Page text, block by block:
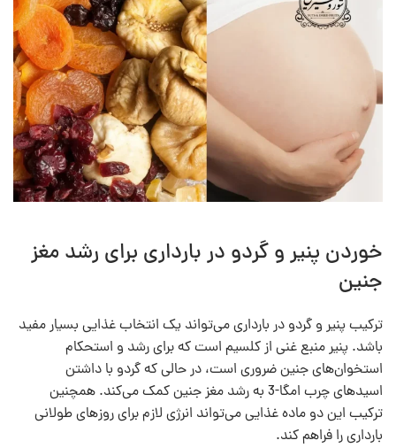
خوردن پنیر و گردو در بارداری برای رشد مغز
جنین
ترکیب پنیر و گردو در بارداری می‌تواند یک انتخاب غذایی بسیار مفید
باشد. پنیر منبع غنی از کلسیم است که برای رشد و استحکام
استخوان‌های جنین ضروری است، در حالی که گردو با داشتن
اسیدهای چرب امگا-3 به رشد مغز جنین کمک می‌کند. همچنین
ترکیب این دو ماده غذایی می‌تواند انرژی لازم برای روزهای طولانی
بارداری را فراهم کند.